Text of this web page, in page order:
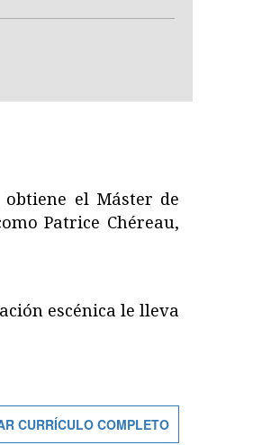
obtiene el Máster de
Patrice Chéreau,
escénica le lleva
CURRÍCULO COMPLETO